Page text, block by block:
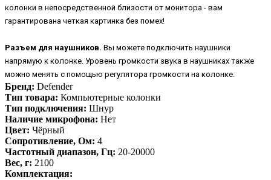
колонки в непосредственной близости от монитора - вам
гарантирована четкая картинка без помех!
Разъем для наушников. Вы можете подключить наушники
напрямую к колонке. Уровень громкости звука в наушниках также
можно менять с помощью регулятора громкости на колонке.
Бренд: Defender
Тип товара: Компьютерные колонки
Тип подключения: Шнур
Наличие микрофона: Нет
Цвет: Чёрный
Сопротивление, Ом: 4
Частотный диапазон, Гц: 20-20000
Вес, г: 2100
Комплектация: